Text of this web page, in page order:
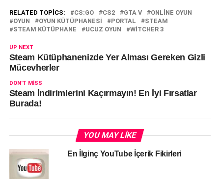
RELATED TOPICS: CS:GO CS2 GTA V
ONLINE OYUN
OYUN
OYUN KÜTÜPHANESI PORTAL
STEAM
STEAM KÜTÜPHANE
UCUZ OYUN WITCHER 3
UP NEXT
Steam Kütüphanenizde Yer Alması Gereken Gizli
Mücevherler
DON'T MISS
Steam İndirimlerini Kaçırmayın! En İyi Fırsatlar
Burada!
YOU MAY LIKE
En İlginç YouTube İçerik Fikirleri